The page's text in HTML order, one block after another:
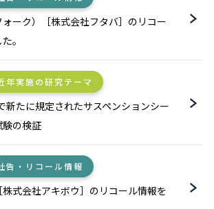
ーク）［株式会社フタバ］のリコー
。
年実施の研究テーマ
新たに規定されたサスペンションシー
験の検証
告・リコール情報
式会社アキボウ］のリコール情報を